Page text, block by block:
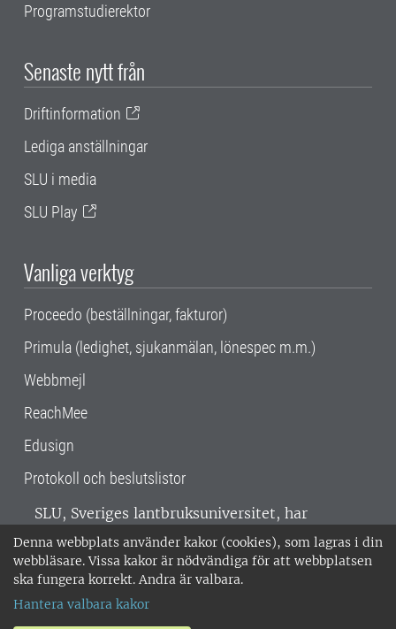
Denna webbplats använder kakor (cookies), som lagras i din
webbläsare. Vissa kakor är nödvändiga för att webbplatsen
ska fungera korrekt. Andra är valbara.
Hantera valbara kakor
Programstudierektor
Senaste nytt från
Driftinformation
Lediga anställningar
SLU i media
SLU Play
Vanliga verktyg
Proceedo (beställningar, fakturor)
Primula (ledighet, sjukanmälan, lönespec m.m.)
Webbmejl
ReachMee
Edusign
Protokoll och beslutslistor
SLU, Sveriges lantbruksuniversitet, har
verksamhet över hela Sverige. Huvudorter är
Alnarp, Uppsala och Umeå.SLU är
miljöcertifierat enligt ISO 14001. •
018-67 10 00 • Org nr: 202100-2817 •